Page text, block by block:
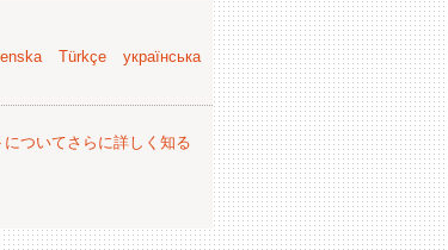
Türkçe
українська
についてさらに詳しく知る